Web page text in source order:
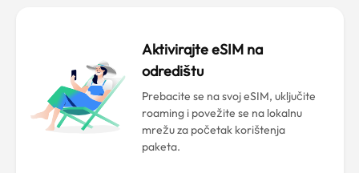
Aktivirajte eSIM na
odredištu
Prebacite se na svoj eSIM, uključite
roaming i povežite se na lokalnu
mrežu za početak korištenja
paketa.